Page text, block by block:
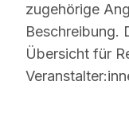
zugehörige
Beschreibung.
Übersicht für